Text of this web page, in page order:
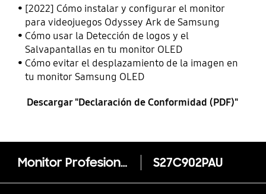
[2022] Cómo instalar y configurar el monitor
para videojuegos Odyssey Ark de Samsung
Cómo usar la Detección de logos y el
Salvapantallas en tu monitor OLED
Cómo evitar el desplazamiento de la imagen en
tu monitor Samsung OLED
Descargar "Declaración de Conformidad (PDF)"
Monitor Profesional ViewFinity S9 27” 5K LS27C902PAUXEN S27C902PAU